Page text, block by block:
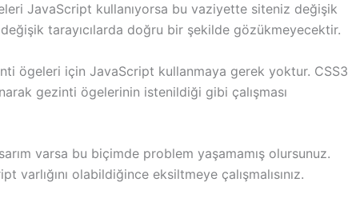
JavaScript kullanıyorsa bu vaziyette siteniz değişik
tarayıcılarda doğru bir şekilde gözükmeyecektir.
ögeleri için JavaScript kullanmaya gerek yoktur. CSS3
gezinti ögelerinin istenildiği gibi çalışması
varsa bu biçimde problem yaşamamış olursunuz.
varlığını olabildiğince eksiltmeye çalışmalısınız.